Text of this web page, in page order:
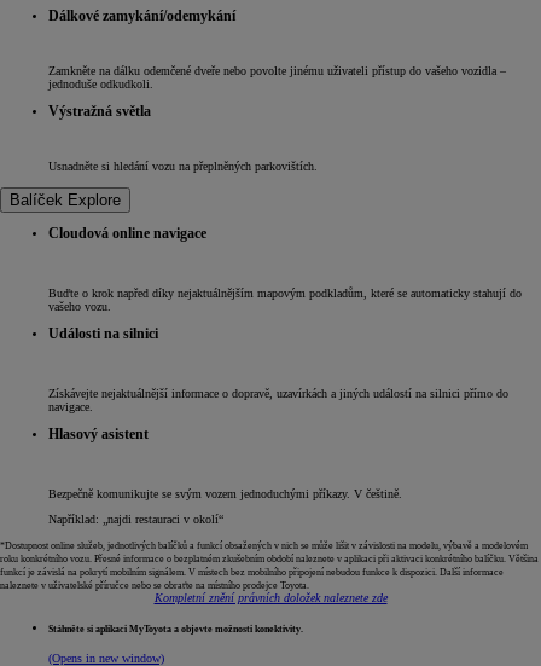
Dálkové zamykání/odemykání
Zamkněte na dálku odemčené dveře nebo povolte jinému uživateli přístup do vašeho vozidla –
jednoduše odkudkoli.
Výstražná světla
Usnadněte si hledání vozu na přeplněných parkovištích.
Balíček Explore
Cloudová online navigace
Buďte o krok napřed díky nejaktuálnějším mapovým podkladům, které se automaticky stahují do
vašeho vozu.
Události na silnici
Získávejte nejaktuálnější informace o dopravě, uzavírkách a jiných událostí na silnici přímo do
navigace.
Hlasový asistent
Bezpečně komunikujte se svým vozem jednoduchými příkazy. V češtině.
Například: „najdi restauraci v okolí“
*Dostupnost online služeb, jednotlivých balíčků a funkcí obsažených v nich se může lišit v závislosti na modelu, výbavě a modelovém
roku konkrétního vozu. Přesné informace o bezplatném zkušebním období naleznete v aplikaci při aktivaci konkrétního balíčku. Většina
funkcí je závislá na pokrytí mobilním signálem. V místech bez mobilního připojení nebudou funkce k dispozici. Další informace
naleznete v uživatelské příručce nebo se obraťte na místního prodejce Toyota.
Kompletní znění právních doložek naleznete zde
Stáhněte si aplikaci MyToyota a objevte možnosti konektivity.
(Opens in new window)